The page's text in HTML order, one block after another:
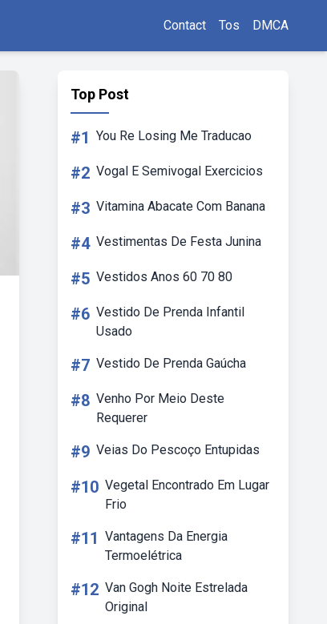
Contact Tos DMCA
Top Post
#1 You Re Losing Me Traducao
#2 Vogal E Semivogal Exercicios
#3 Vitamina Abacate Com Banana
#4 Vestimentas De Festa Junina
#5 Vestidos Anos 60 70 80
#6 Vestido De Prenda Infantil
Usado
#7 Vestido De Prenda Gaúcha
#8 Venho Por Meio Deste
Requerer
#9 Veias Do Pescoço Entupidas
#10 Vegetal Encontrado Em Lugar
Frio
#11 Vantagens Da Energia
Termoelétrica
#12 Van Gogh Noite Estrelada
Original